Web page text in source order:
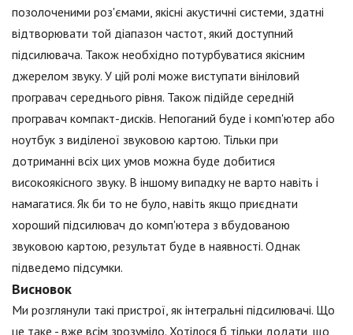
позолоченими роз'ємами, якісні акустичні системи, здатні
відтворювати той діапазон частот, який доступний
підсилювача. Також необхідно потурбуватися якісним
джерелом звуку. У цій ролі може виступати вініловий
програвач середнього рівня. Також підійде середній
програвач компакт-дисків. Непоганий буде і комп'ютер або
ноутбук з виділеної звуковою картою. Тільки при
дотриманні всіх цих умов можна буде добитися
високоякісного звуку. В іншому випадку не варто навіть і
намагатися. Як би то не було, навіть якщо приєднати
хороший підсилювач до комп'ютера з вбудованою
звуковою картою, результат буде в наявності. Однак
підведемо підсумки.
Висновок
Ми розглянули такі пристрої, як інтегральні підсилювачі. Що
це таке - вже всім зрозуміло. Хотілося б тільки додати, що